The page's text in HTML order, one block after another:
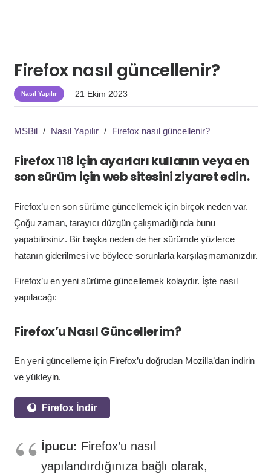
Firefox nasıl güncellenir?
Nasıl Yapılır 21 Ekim 2023
MSBil / Nasıl Yapılır / Firefox nasıl güncellenir?
Firefox 118 için ayarları kullanın veya en
son sürüm için web sitesini ziyaret edin.
Firefox’u en son sürüme güncellemek için birçok neden var.
Çoğu zaman, tarayıcı düzgün çalışmadığında bunu
yapabilirsiniz. Bir başka neden de her sürümde yüzlerce
hatanın giderilmesi ve böylece sorunlarla karşılaşmamanızdır.
Firefox’u en yeni sürüme güncellemek kolaydır. İşte nasıl
yapılacağı:
Firefox’u Nasıl Güncellerim?
En yeni güncelleme için Firefox’u doğrudan Mozilla’dan indirin
ve yükleyin.
Firefox İndir
İpucu: Firefox’u nasıl
yapılandırdığınıza bağlı olarak,